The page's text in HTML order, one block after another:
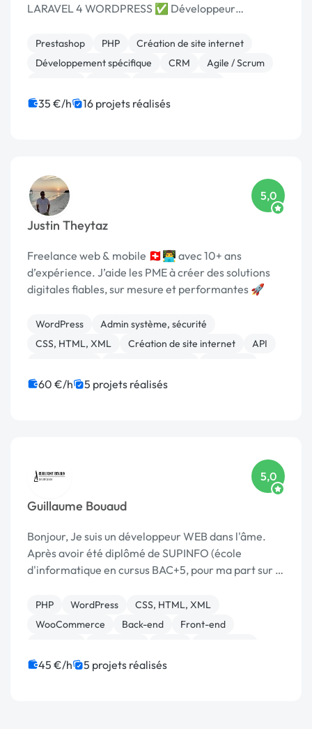
LARAVEL 4 WORDPRESS ✅ Développeur
backend/frontend Prestashop ✅ Développeur
backend/frontend Laravel ✅ Dével...
Prestashop PHP
Création de site internet
Développement spécifique
CRM
Agile / Scrum
Système de paiement
35 €/h 16 projets réalisés
Justin Theytaz
5,0
Freelance web & mobile 🇨🇭👨‍💻 avec 10+ ans
d’expérience. J’aide les PME à créer des solutions
digitales fiables, sur mesure et performantes 🚀
WordPress
Admin système, sécurité
CSS, HTML, XML
Création de site internet
API
C#
Front-end
60 €/h 5 projets réalisés
Guillaume Bouaud
5,0
Bonjour, Je suis un développeur WEB dans l'âme.
Après avoir été diplômé de SUPINFO (école
d'informatique en cursus BAC+5, pour ma part sur la
emplois et prestations en freelance) dans le do...
PHP WordPress
CSS, HTML, XML
WooCommerce
Back-end
Front-end
45 €/h 5 projets réalisés